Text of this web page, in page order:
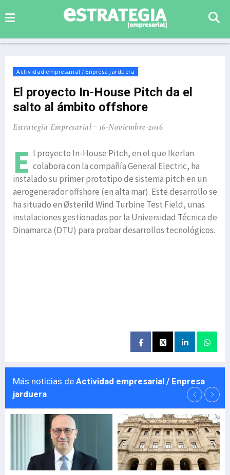
Actividad empresarial / Enpresa jarduera
El proyecto In-House Pitch da el
salto al ámbito offshore
Estrategia Empresarial 16-Noviembre-2016
E l proyecto In-House Pitch, en el que Ikerlan
colabora con la compañía General Electric, ha
instalado su primer prototipo de sistema pitch en un
aerogenerador offshore (en alta mar). Este desarrollo se
ha situado en Østerild Wind Turbine Test Field, unas
instalaciones gestionadas por la Universidad Técnica de
Dinamarca (DTU) para probar desarrollos tecnológicos.
Más noticias de Actividad empresarial / Enpresa
jarduera